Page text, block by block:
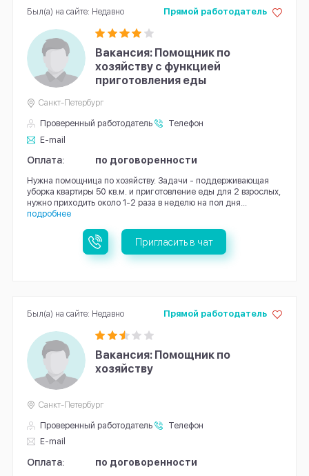
Вакансия: Помощник по
хозяйству с функцией
приготовления еды
Проверенный работодатель
Телефон
E-mail
Прямой работодатель
Санкт-Петербург
Оплата: по договоренности
Нужна помощница по хозяйству. Задачи - поддерживающая
уборка квартиры 50 кв.м. и приготовление еды для 2 взрослых,
нужно приходить около 1-2 раза в неделю на пол дня...
подробнее
Был(а) на сайте: Недавно
Пригласить в чат
Вакансия: Помощник по
хозяйству
Проверенный работодатель
Телефон
E-mail
Прямой работодатель
Санкт-Петербург
Оплата: по договоренности
Был(а) на сайте: Недавно